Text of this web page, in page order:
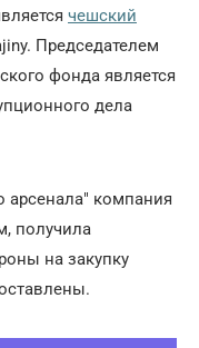
чешский
Председателем
фонда является
дела
арсенала" компания
получила
на закупку